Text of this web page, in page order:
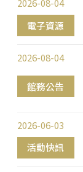
電子資源
2026-08-04
館務公告
2026-08-04
活動快訊
2026-06-03